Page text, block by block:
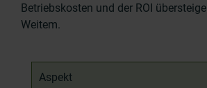
Betriebskosten und der ROI
Weitem.
Aspekt